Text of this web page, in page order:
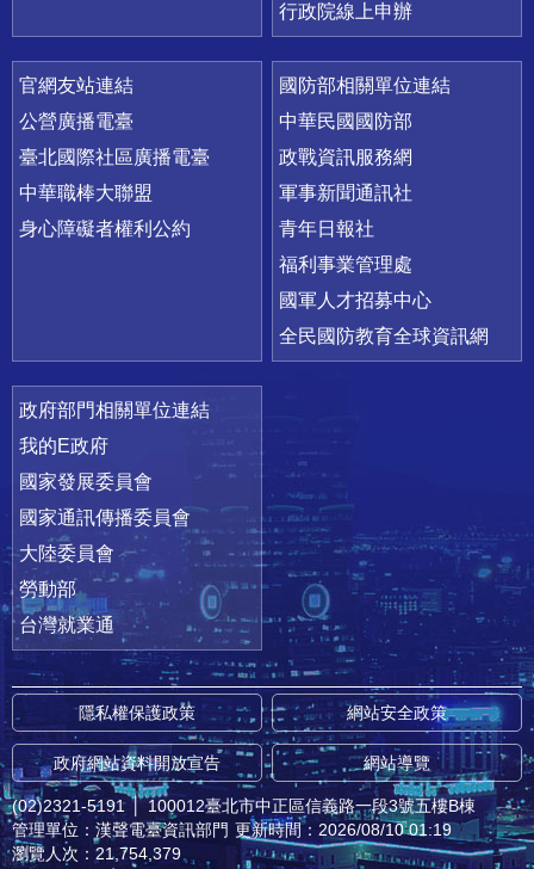
行政院線上申辦
官網友站連結
公營廣播電臺
臺北國際社區廣播電臺
中華職棒大聯盟
身心障礙者權利公約
國防部相關單位連結
中華民國國防部
政戰資訊服務網
軍事新聞通訊社
青年日報社
福利事業管理處
國軍人才招募中心
全民國防教育全球資訊網
政府部門相關單位連結
我的E政府
國家發展委員會
國家通訊傳播委員會
大陸委員會
勞動部
台灣就業通
隱私權保護政策 網站安全政策
政府網站資料開放宣告 網站導覽
(02)2321-5191 │ 100012臺北市中正區信義路一段3號五樓B棟
管理單位：漢聲電臺資訊部門 更新時間：2026/08/10 01:19
瀏覽人次：21,754,379